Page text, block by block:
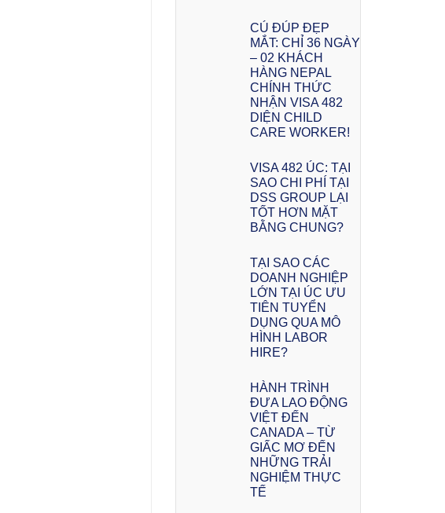
CÚ ĐÚP ĐẸP
MẮT: CHỈ 36 NGÀY
– 02 KHÁCH
HÀNG NEPAL
CHÍNH THỨC
NHẬN VISA 482
DIỆN CHILD
CARE WORKER!
VISA 482 ÚC: TẠI
SAO CHI PHÍ TẠI
DSS GROUP LẠI
TỐT HƠN MẶT
BẰNG CHUNG?
TẠI SAO CÁC
DOANH NGHIỆP
LỚN TẠI ÚC ƯU
TIÊN TUYỂN
DỤNG QUA MÔ
HÌNH LABOR
HIRE?
HÀNH TRÌNH
ĐƯA LAO ĐỘNG
VIỆT ĐẾN
CANADA – TỪ
GIẤC MƠ ĐẾN
NHỮNG TRẢI
NGHIỆM THỰC
TẾ